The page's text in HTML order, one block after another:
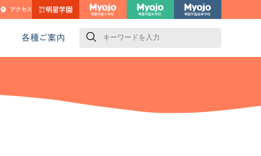
アクセス
各種ご案内